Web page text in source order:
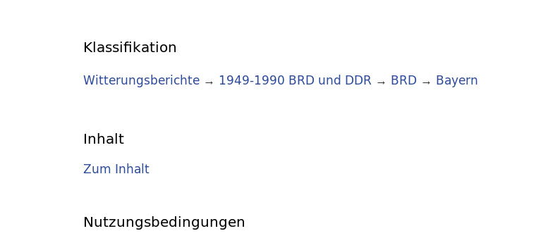
Klassifikation
Witterungsberichte → 1949-1990 BRD und DDR → BRD → Bayern
Inhalt
Zum Inhalt
Nutzungsbedingungen